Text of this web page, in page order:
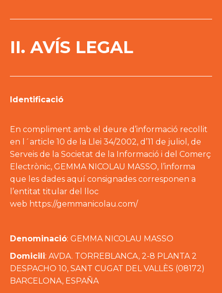
II. AVÍS LEGAL
Identificació
En compliment amb el deure d’informació recollit
en l´article 10 de la Llei 34/2002, d’11 de juliol, de
Serveis de la Societat de la Informació i del Comerç
Electrònic, GEMMA NICOLAU MASSO, l’informa
que les dades aquí consignades corresponen a
l’entitat titular del lloc
web https://gemmanicolau.com/
Denominació: GEMMA NICOLAU MASSO
Domicili: AVDA. TORREBLANCA, 2-8 PLANTA 2
DESPACHO 10, SANT CUGAT DEL VALLÈS (08172)
BARCELONA, ESPAÑA